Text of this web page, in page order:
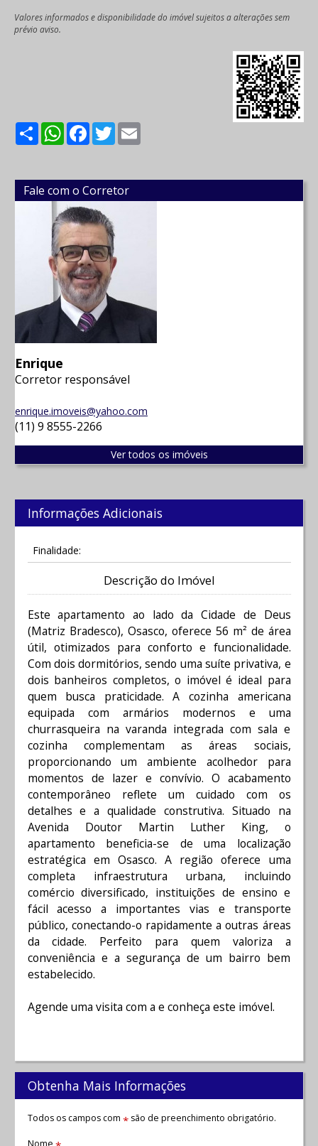
Valores informados e disponibilidade do imóvel sujeitos a alterações sem
prévio aviso.
ShareWhatsApp
Facebook
Twitter
Fale com o Corretor
Enrique
Corretor responsável
enrique.imoveis@yahoo.com
(11) 9 8555-2266
Ver todos os imóveis
Informações Adicionais
Finalidade:
Descrição do Imóvel
Este apartamento ao lado da Cidade de Deus
(Matriz Bradesco), Osasco, oferece 56 m² de área
útil, otimizados para conforto e funcionalidade.
Com dois dormitórios, sendo uma suíte privativa, e
dois banheiros completos, o imóvel é ideal para
quem busca praticidade. A cozinha americana
equipada com armários modernos e uma
churrasqueira na varanda integrada com sala e
cozinha complementam as áreas sociais,
proporcionando um ambiente acolhedor para
momentos de lazer e convívio. O acabamento
contemporâneo reflete um cuidado com os
detalhes e a qualidade construtiva. Situado na
Avenida Doutor Martin Luther King, o
apartamento beneficia-se de uma localização
estratégica em Osasco. A região oferece uma
completa infraestrutura urbana, incluindo
comércio diversificado, instituições de ensino e
fácil acesso a importantes vias e transporte
público, conectando-o rapidamente a outras áreas
da cidade. Perfeito para quem valoriza a
conveniência e a segurança de um bairro bem
estabelecido.
Agende uma visita com a e conheça este imóvel.
Obtenha Mais Informações
Todos os campos com *são de preenchimento obrigatório.